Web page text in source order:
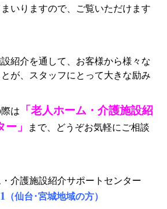
いりますので、ご覧いただけます
紹介を通して、お客様から様々な
が、スタッフにとって大きな励み
は 「老人ホーム・介護施設紹
」
まで、どうぞお気軽にご相談
介護施設紹介サポートセンター
（仙台･宮城地域の方）